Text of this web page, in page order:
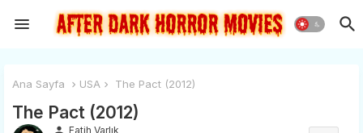
Ana Sayfa USA The Pact (2012)
The Pact (2012)
Fatih Varlık